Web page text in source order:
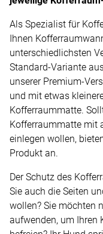
Als Spezialist für
Ihnen
unterschiedlichsten
Standard-Variante
unserer Premium-
und mit etwas
Kofferraummatte.
Kofferraummatte mit
einlegen wollen,
Produkt an.
Der Schutz des
Sie auch die Seiten
wollen? Sie möchten
aufwenden, um Ihren